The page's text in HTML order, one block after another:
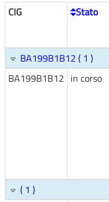
CIG Stato
BA199B1B12 ( 1 )
BA199B1B12 in corso
( 1 )